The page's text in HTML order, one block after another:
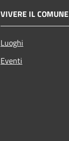
VIVERE IL COMUNE
Luoghi
Eventi